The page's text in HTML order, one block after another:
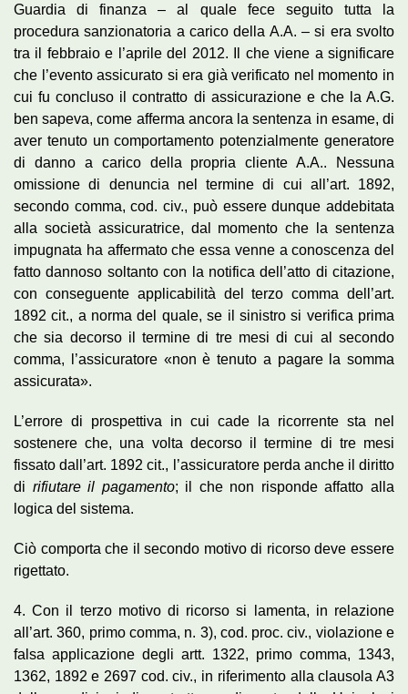
Guardia di finanza – al quale fece seguito tutta la
procedura sanzionatoria a carico della A.A. – si era svolto
tra il febbraio e l’aprile del 2012. Il che viene a significare
che l’evento assicurato si era già verificato nel momento in
cui fu concluso il contratto di assicurazione e che la A.G.
ben sapeva, come afferma ancora la sentenza in esame, di
aver tenuto un comportamento potenzialmente generatore
di danno a carico della propria cliente A.A.. Nessuna
omissione di denuncia nel termine di cui all’art. 1892,
secondo comma, cod. civ., può essere dunque addebitata
alla società assicuratrice, dal momento che la sentenza
impugnata ha affermato che essa venne a conoscenza del
fatto dannoso soltanto con la notifica dell’atto di citazione,
con conseguente applicabilità del terzo comma dell’art.
1892 cit., a norma del quale, se il sinistro si verifica prima
che sia decorso il termine di tre mesi di cui al secondo
comma, l’assicuratore «non è tenuto a pagare la somma
assicurata».
L’errore di prospettiva in cui cade la ricorrente sta nel
sostenere che, una volta decorso il termine di tre mesi
fissato dall’art. 1892 cit., l’assicuratore perda anche il diritto
di rifiutare il pagamento; il che non risponde affatto alla
logica del sistema.
Ciò comporta che il secondo motivo di ricorso deve essere
rigettato.
4. Con il terzo motivo di ricorso si lamenta, in relazione
all’art. 360, primo comma, n. 3), cod. proc. civ., violazione e
falsa applicazione degli artt. 1322, primo comma, 1343,
1362, 1892 e 2697 cod. civ., in riferimento alla clausola A3